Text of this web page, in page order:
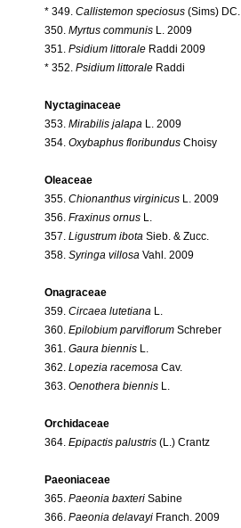
* 349. Callistemon speciosus (Sims) DC.
350. Myrtus communis L. 2009
351. Psidium littorale Raddi 2009
* 352. Psidium littorale Raddi
Nyctaginaceae
353. Mirabilis jalapa L. 2009
354. Oxybaphus floribundus Choisy
Oleaceae
355. Chionanthus virginicus L. 2009
356. Fraxinus ornus L.
357. Ligustrum ibota Sieb. & Zucc.
358. Syringa villosa Vahl. 2009
Onagraceae
359. Circaea lutetiana L.
360. Epilobium parviflorum Schreber
361. Gaura biennis L.
362. Lopezia racemosa Cav.
363. Oenothera biennis L.
Orchidaceae
364. Epipactis palustris (L.) Crantz
Paeoniaceae
365. Paeonia baxteri Sabine
366. Paeonia delavayi Franch. 2009